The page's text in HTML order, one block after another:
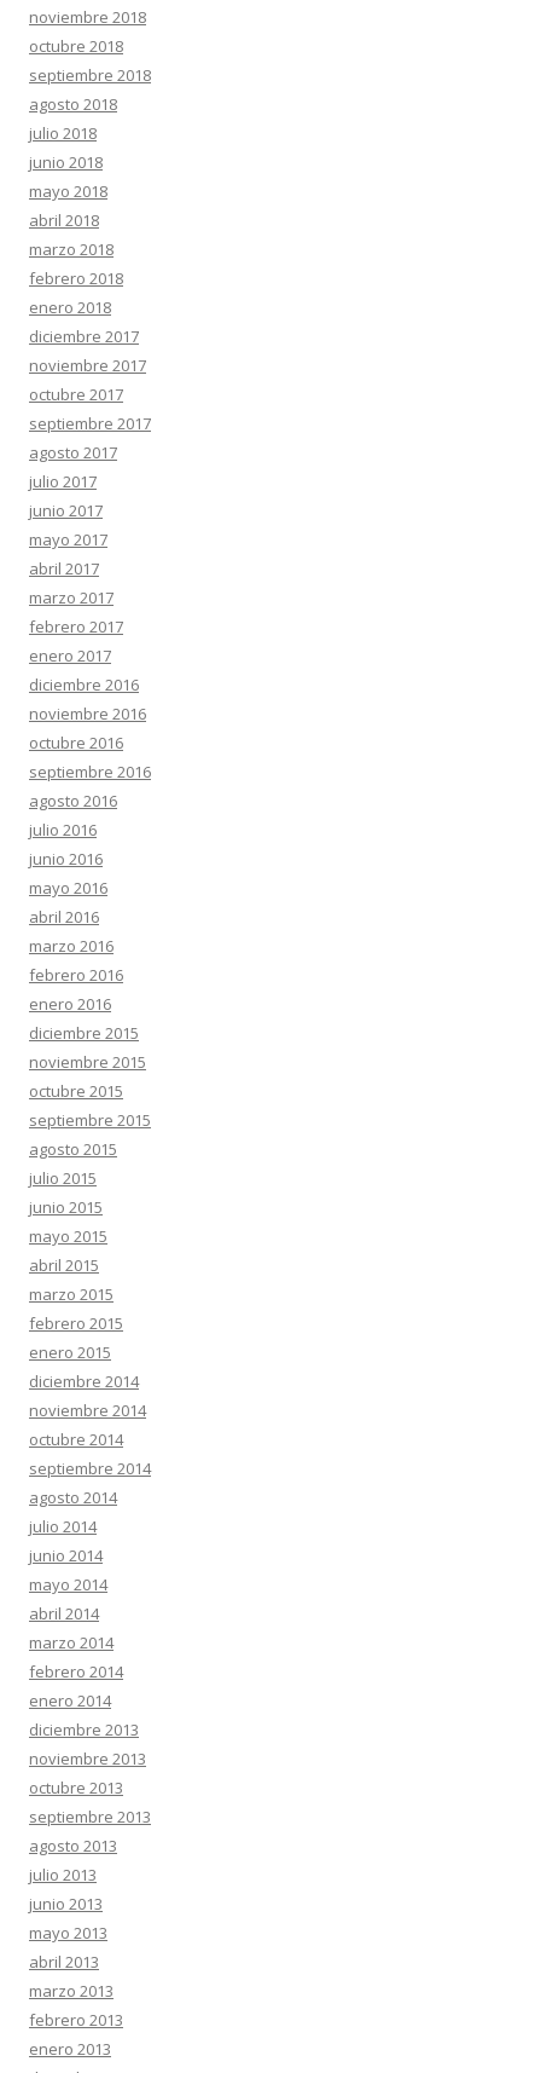
noviembre 2018
octubre 2018
septiembre 2018
agosto 2018
julio 2018
junio 2018
mayo 2018
abril 2018
marzo 2018
febrero 2018
enero 2018
diciembre 2017
noviembre 2017
octubre 2017
septiembre 2017
agosto 2017
julio 2017
junio 2017
mayo 2017
abril 2017
marzo 2017
febrero 2017
enero 2017
diciembre 2016
noviembre 2016
octubre 2016
septiembre 2016
agosto 2016
julio 2016
junio 2016
mayo 2016
abril 2016
marzo 2016
febrero 2016
enero 2016
diciembre 2015
noviembre 2015
octubre 2015
septiembre 2015
agosto 2015
julio 2015
junio 2015
mayo 2015
abril 2015
marzo 2015
febrero 2015
enero 2015
diciembre 2014
noviembre 2014
octubre 2014
septiembre 2014
agosto 2014
julio 2014
junio 2014
mayo 2014
abril 2014
marzo 2014
febrero 2014
enero 2014
diciembre 2013
noviembre 2013
octubre 2013
septiembre 2013
agosto 2013
julio 2013
junio 2013
mayo 2013
abril 2013
marzo 2013
febrero 2013
enero 2013